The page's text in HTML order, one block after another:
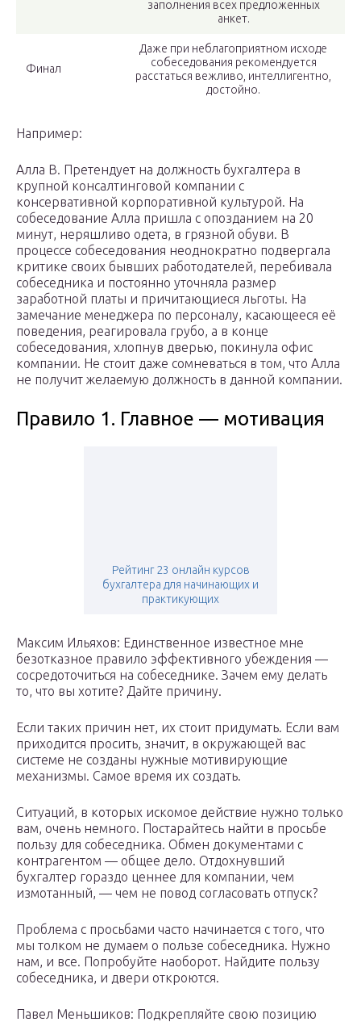
заполнения всех предложенных
анкет.
Финал
Даже при неблагоприятном исходе
собеседования рекомендуется
расстаться вежливо, интеллигентно,
достойно.
Например:
Алла В. Претендует на должность бухгалтера в
крупной консалтинговой компании с
консервативной корпоративной культурой. На
собеседование Алла пришла с опозданием на 20
минут, неряшливо одета, в грязной обуви. В
процессе собеседования неоднократно подвергала
критике своих бывших работодателей, перебивала
собеседника и постоянно уточняла размер
заработной платы и причитающиеся льготы. На
замечание менеджера по персоналу, касающееся её
поведения, реагировала грубо, а в конце
собеседования, хлопнув дверью, покинула офис
компании. Не стоит даже сомневаться в том, что Алла
не получит желаемую должность в данной компании.
Правило 1. Главное — мотивация
Рейтинг 23 онлайн курсов
бухгалтера для начинающих и
практикующих
Максим Ильяхов: Единственное известное мне
безотказное правило эффективного убеждения —
сосредоточиться на собеседнике. Зачем ему делать
то, что вы хотите? Дайте причину.
Если таких причин нет, их стоит придумать. Если вам
приходится просить, значит, в окружающей вас
системе не созданы нужные мотивирующие
механизмы. Самое время их создать.
Ситуаций, в которых искомое действие нужно только
вам, очень немного. Постарайтесь найти в просьбе
пользу для собеседника. Обмен документами с
контрагентом — общее дело. Отдохнувший
бухгалтер гораздо ценнее для компании, чем
измотанный, — чем не повод согласовать отпуск?
Проблема с просьбами часто начинается с того, что
мы толком не думаем о пользе собеседника. Нужно
нам, и все. Попробуйте наоборот. Найдите пользу
собеседника, и двери откроются.
Павел Меньшиков: Подкрепляйте свою позицию